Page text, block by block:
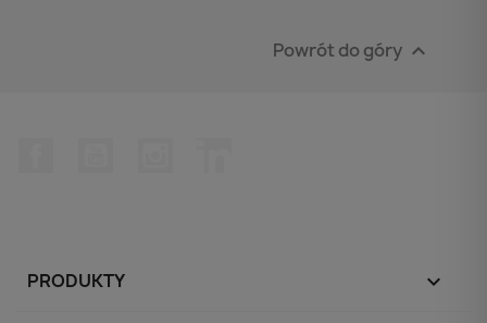
Powrót do góry 
PRODUKTY 